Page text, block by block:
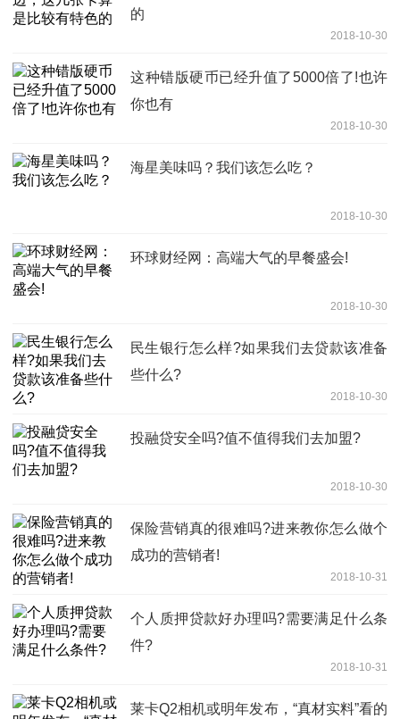
的
2018-10-30
这种错版硬币已经升值了5000倍了!也许
你也有
2018-10-30
海星美味吗？我们该怎么吃？
2018-10-30
环球财经网：高端大气的早餐盛会!
2018-10-30
民生银行怎么样?如果我们去贷款该准备
些什么?
2018-10-30
投融贷安全吗?值不值得我们去加盟?
2018-10-30
保险营销真的很难吗?进来教你怎么做个
成功的营销者!
2018-10-31
个人质押贷款好办理吗?需要满足什么条
件?
2018-10-31
莱卡Q2相机或明年发布，“真材实料”看的